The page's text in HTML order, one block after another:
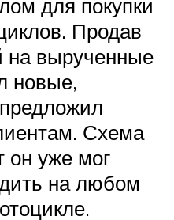
для покупки
Продав
на вырученные
новые,
Схема
он уже мог
на любом